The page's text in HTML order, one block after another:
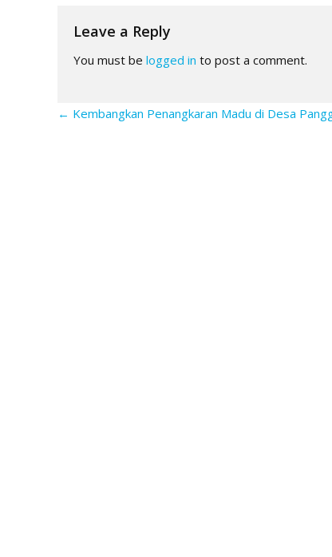
Leave a Reply
You must be logged in to post a comment.
← Kembangkan Penangkaran Madu di Desa